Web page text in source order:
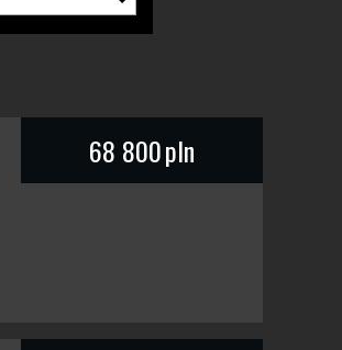
68 800pln